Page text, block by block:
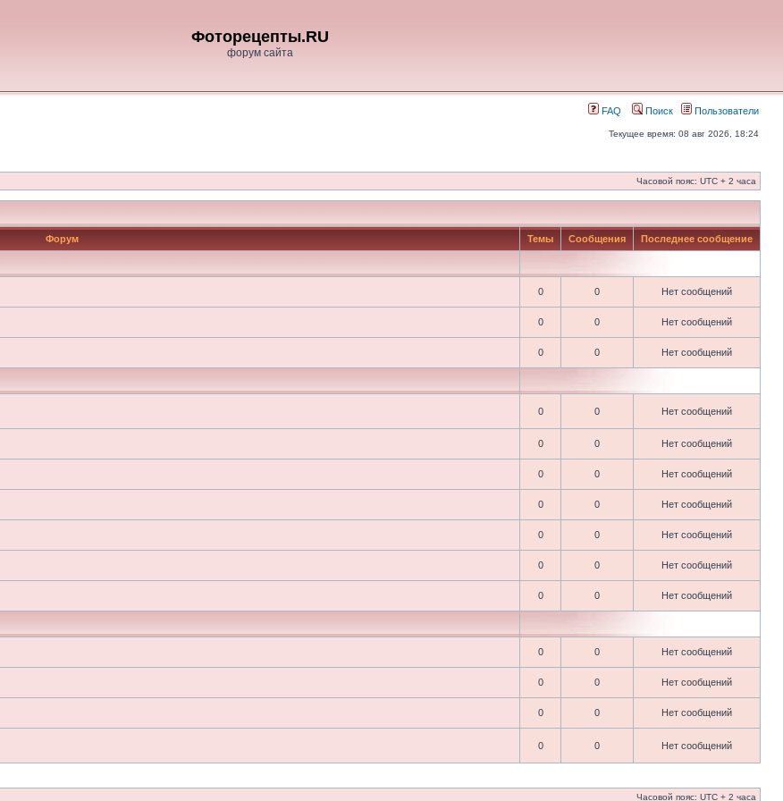
Фоторецепты.RU
форум сайта
FAQ Поиск Пользователи
Текущее время: 08 авг 2026, 18:24
Часовой пояс: UTC + 2 часа
Форум Темы Сообщения Последнее сообщение
0 0 Нет сообщений
0 0 Нет сообщений
0 0 Нет сообщений
0 0 Нет сообщений
0 0 Нет сообщений
0 0 Нет сообщений
0 0 Нет сообщений
0 0 Нет сообщений
0 0 Нет сообщений
0 0 Нет сообщений
0 0 Нет сообщений
0 0 Нет сообщений
0 0 Нет сообщений
0 0 Нет сообщений
Часовой пояс: UTC + 2 часа